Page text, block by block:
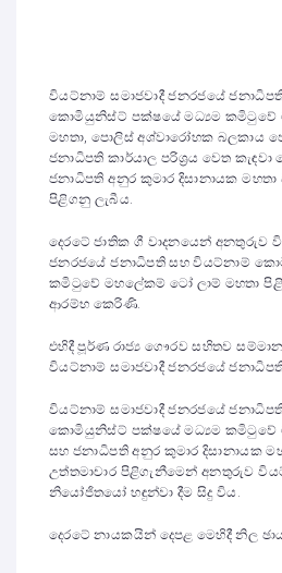
වියට්නාම් සමාජවාදී ජනරජයේ
කොමියුනිස්ට් පක්ෂයේ මධ්‍යම කමිටුවේ
මහතා, පොලිස් අශ්වාරෝහක බලකාය
ජනාධිපති කාර්යාල පරිශ්‍රය වෙත
ජනාධිපති අනුර කුමාර දිසානායක
පිළිගනු ලැබීය.
දෙරටේ ජාතික ගී වාදනයෙන් අනතුරුව
ජනරජයේ ජනාධිපති සහ වියට්නාම්
කමිටුවේ මහලේකම් ටෝ ලාම් මහතා
ආරම්භ කෙරිණි.
එහිදී පූර්ණ රාජ්‍ය ගෞරව සහිතව
වියට්නාම් සමාජවාදී ජනරජයේ
වියට්නාම් සමාජවාදී ජනරජයේ
කොමියුනිස්ට් පක්ෂයේ මධ්‍යම කමිටුවේ
සහ ජනාධිපති අනුර කුමාර දිසානායක
උත්තමාචාර පිළිගැනීමෙන් අනතුරුව
නියෝජිතයෝ හඳුන්වා දීම සිදු විය.
දෙරටේ නායකයින් දෙපළ මෙහිදී නිල